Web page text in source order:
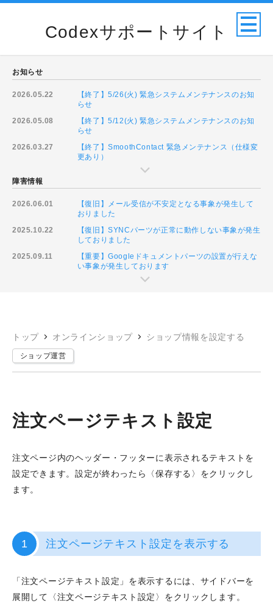
Codexサポートサイト
お知らせ
2026.05.22
【終了】5/26(火) 緊急システムメンテナンスのお知
らせ
2026.05.08
【終了】5/12(火) 緊急システムメンテナンスのお知
らせ
2026.03.27
【終了】SmoothContact 緊急メンテナンス（仕様変
更あり）
障害情報
2026.06.01
【復旧】メール受信が不安定となる事象が発生して
おりました
2025.10.22
【復旧】SYNCパーツが正常に動作しない事象が発生
しておりました
2025.09.11
【重要】Googleドキュメントパーツの設置が行えな
い事象が発生しております
トップ オンラインショップ ショップ情報を設定する
ショップ運営
注文ページテキスト設定
注文ページ内のヘッダー・フッターに表示されるテキストを
設定できます。設定が終わったら〈保存する〉をクリックし
ます。
1 注文ページテキスト設定を表示する
「注文ページテキスト設定」を表示するには、サイドバーを
展開して〈注文ページテキスト設定〉をクリックします。